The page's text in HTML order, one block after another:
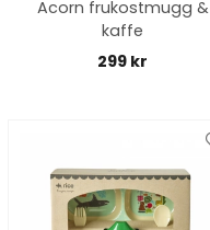
Acorn frukostmugg &
kaffe
299 kr